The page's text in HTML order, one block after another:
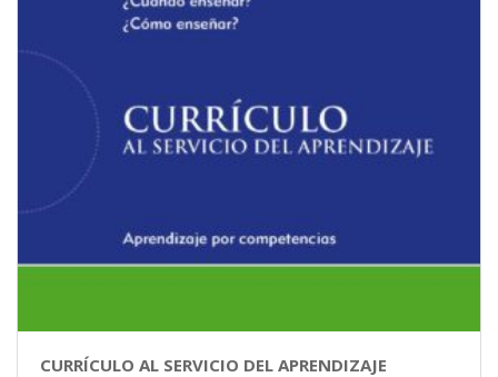
CURRÍCULO AL SERVICIO DEL APRENDIZAJE